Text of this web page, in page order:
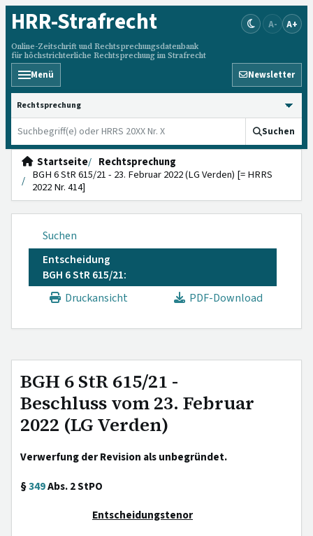
HRR-Strafrecht
Online-Zeitschrift und Rechtsprechungsdatenbank
für höchstrichterliche Rechtsprechung im Strafrecht
A- A+
Menü Newsletter
HRRS durchsuchen
Suchen
Startseite
Rechtsprechung
BGH 6 StR 615/21 - 23. Februar 2022 (LG Verden) [= HRRS
2022 Nr. 414]
Suchen
Entscheidung
BGH 6 StR 615/21:
Druckansicht
PDF-Download
BGH 6 StR 615/21 -
Beschluss vom 23. Februar
2022 (LG Verden)
Verwerfung der Revision als unbegründet.
§349Abs. 2 StPO
Entscheidungstenor